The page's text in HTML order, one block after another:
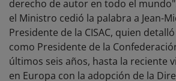
derecho de autor en todo el
el Ministro cedió la palabra a Jean-
Presidente de la CISAC, quien
como Presidente de la
últimos seis años, hasta la reciente
en Europa con la adopción de la